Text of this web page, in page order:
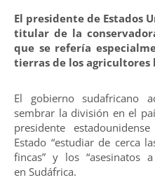
El presidente de Estados
titular de la
que se refería
tierras de los agricultores
El gobierno sudafricano
sembrar la división en el
presidente
Estado “estudiar de cerca
fincas” y los “asesinatos
en Sudáfrica.